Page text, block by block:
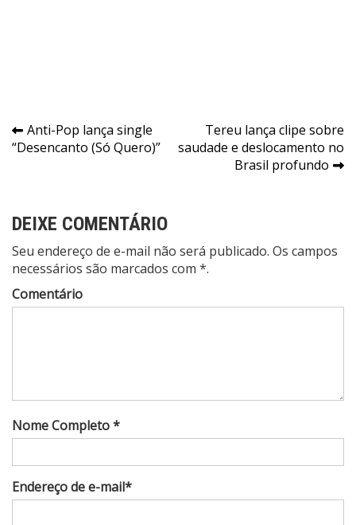
Navegação
de
Anti-Pop lança single
“Desencanto (Só Quero)”
Tereu lança clipe sobre
saudade e deslocamento no
Brasil profundo
DEIXE COMENTÁRIO
Seu endereço de e-mail não será publicado. Os campos
necessários são marcados com *.
Comentário
Nome Completo *
Endereço de e-mail*